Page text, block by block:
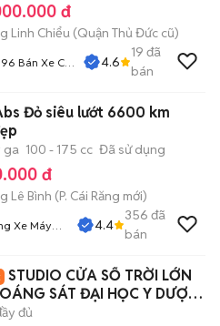
đ
Linh Chiểu (Quận Thủ Đức cũ)
Bán Xe Cũ
4.6
19 đã
bán
Đỏ siêu lướt 6600 km
ga 100 - 175 cc Đã sử dụng
đ
Lê Bình (P. Cái Răng mới)
Xe Máy
4.4
356 đã
bán
STUDIO CỬA SỔ TRỜI LỚN
SÁT ĐẠI HỌC Y DƯỢC,
ĐHSP
đủ